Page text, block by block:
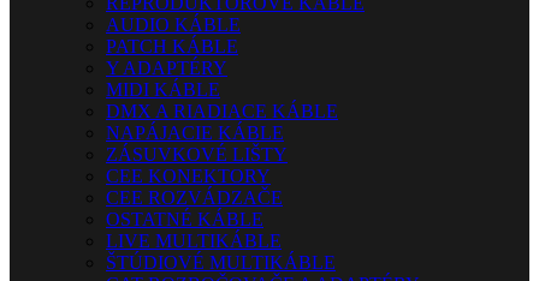
AUDIO KÁBLE
PATCH KÁBLE
Y ADAPTÉRY
MIDI KÁBLE
DMX A RIADIACE KÁBLE
NAPÁJACIE KÁBLE
ZÁSUVKOVÉ LIŠTY
CEE KONEKTORY
CEE ROZVÁDZAČE
OSTATNÉ KÁBLE
LIVE MULTIKÁBLE
ŠTÚDIOVÉ MULTIKÁBLE